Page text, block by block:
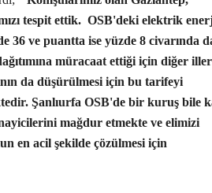
tespit ettik. OSB'deki elektrik
36 ve puantta ise yüzde 8 civarında
müracaat ettiği için diğer
da düşürülmesi için bu tarifeyi
Şanlıurfa OSB'de bir kuruş bile
mağdur etmekte ve elimizi
en acil şekilde çözülmesi için